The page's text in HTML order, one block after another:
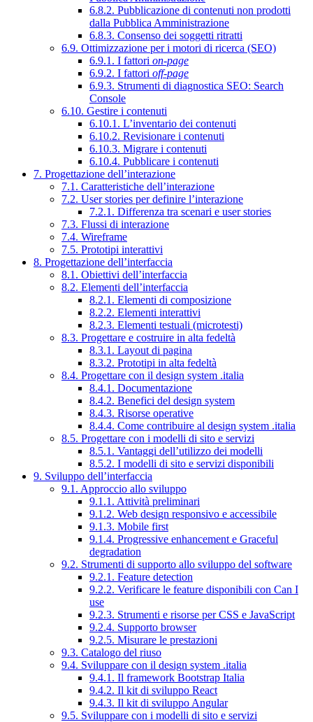
6.8.2. Pubblicazione di contenuti non prodotti
dalla Pubblica Amministrazione
6.8.3. Consenso dei soggetti ritratti
6.9. Ottimizzazione per i motori di ricerca (SEO)
6.9.1. I fattori on-page
6.9.2. I fattori off-page
6.9.3. Strumenti di diagnostica SEO: Search
Console
6.10. Gestire i contenuti
6.10.1. L’inventario dei contenuti
6.10.2. Revisionare i contenuti
6.10.3. Migrare i contenuti
6.10.4. Pubblicare i contenuti
7. Progettazione dell’interazione
7.1. Caratteristiche dell’interazione
7.2. User stories per definire l’interazione
7.2.1. Differenza tra scenari e user stories
7.3. Flussi di interazione
7.4. Wireframe
7.5. Prototipi interattivi
8. Progettazione dell’interfaccia
8.1. Obiettivi dell’interfaccia
8.2. Elementi dell’interfaccia
8.2.1. Elementi di composizione
8.2.2. Elementi interattivi
8.2.3. Elementi testuali (microtesti)
8.3. Progettare e costruire in alta fedeltà
8.3.1. Layout di pagina
8.3.2. Prototipi in alta fedeltà
8.4. Progettare con il design system .italia
8.4.1. Documentazione
8.4.2. Benefici del design system
8.4.3. Risorse operative
8.4.4. Come contribuire al design system .italia
8.5. Progettare con i modelli di sito e servizi
8.5.1. Vantaggi dell’utilizzo dei modelli
8.5.2. I modelli di sito e servizi disponibili
9. Sviluppo dell’interfaccia
9.1. Approccio allo sviluppo
9.1.1. Attività preliminari
9.1.2. Web design responsivo e accessibile
9.1.3. Mobile first
9.1.4. Progressive enhancement e Graceful
degradation
9.2. Strumenti di supporto allo sviluppo del software
9.2.1. Feature detection
9.2.2. Verificare le feature disponibili con Can I
use
9.2.3. Strumenti e risorse per CSS e JavaScript
9.2.4. Supporto browser
9.2.5. Misurare le prestazioni
9.3. Catalogo del riuso
9.4. Sviluppare con il design system .italia
9.4.1. Il framework Bootstrap Italia
9.4.2. Il kit di sviluppo React
9.4.3. Il kit di sviluppo Angular
9.5. Sviluppare con i modelli di sito e servizi